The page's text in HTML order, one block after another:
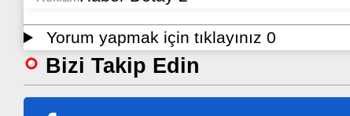
Yorum yapmak için tıklayınız 0
Bizi Takip Edin